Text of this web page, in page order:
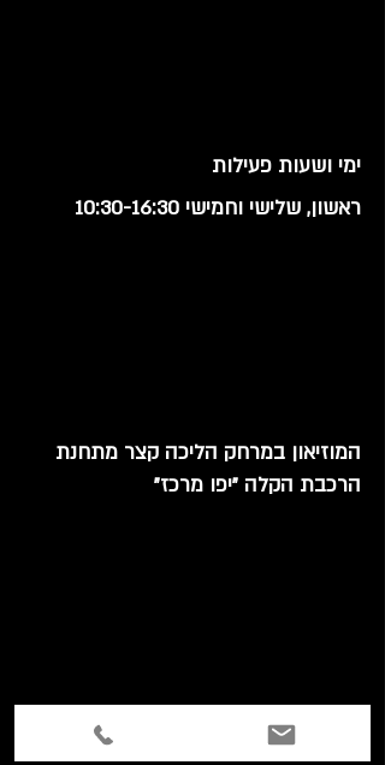
ימי ושעות פעילות
ראשון, שלישי וחמישי 10:30-16:30
המוזיאון במרחק הליכה קצר מתחנת
הרכבת הקלה "יפו מרכז"